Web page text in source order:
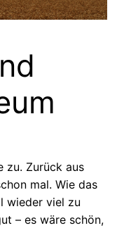
zu. Zurück aus
mal. Wie das
wieder viel zu
– es wäre schön,